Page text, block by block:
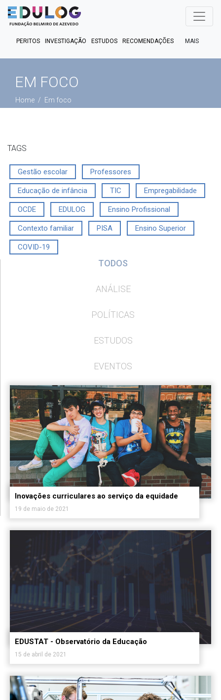
PERITOS INVESTIGAÇÃO ESTUDOS RECOMENDAÇÕES
PUBLICAÇÕES EM FOCO EM DEBATE FACT CHECK
MAIS
EM FOCO
Home Em foco
TAGS
Gestão escolar Professores
Educação de infância TIC Empregabilidade
OCDE EDULOG Ensino Profissional
Contexto familiar PISA Ensino Superior
COVID-19
TODOS
ANÁLISE
POLÍTICAS
ESTUDOS
EVENTOS
Inovações curriculares ao serviço da equidade
19 de maio de 2021
EDUSTAT - Observatório da Educação
15 de abril de 2021